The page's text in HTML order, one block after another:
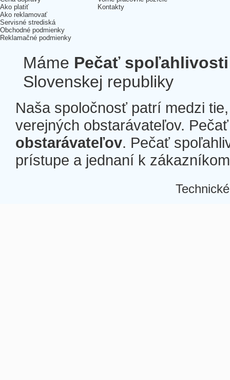
Ako platiť
Ako reklamovať
Servisné strediská
Obchodné podmienky
Reklamačné podmienky
Kontakty
Máme Pečať spoľahlivosti
Slovenskej republiky
Naša spoločnosť patrí medzi
verejných obstarávateľov.
obstarávateľov. Pečať
prístupe a jednaní k